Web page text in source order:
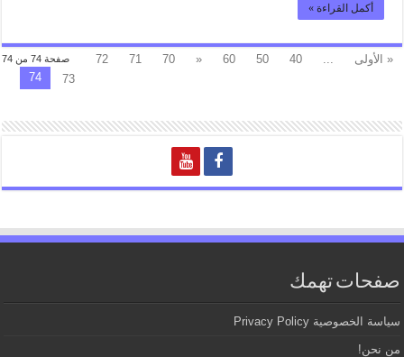
أكمل القراءة »
صفحة 74 من 74 « الأولى 40
50
60
«
70
71
72
73
74
صفحات تهمك
سياسة الخصوصية Privacy Policy
من نحن!